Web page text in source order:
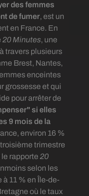
des femmes
de fumer, est un
en France. En
20 Minutes, une
travers plusieurs
Brest, Nantes,
enceintes
grossesse et qui
pour arrêter de
si elles
9 mois de la
environ 16 %
trimestre
rapporte 20
selon les
11 % en Île-de-
où le taux